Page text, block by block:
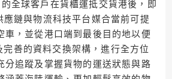
的全球客戶在貨櫃運抵交貨港後，即
應鏈與物流科技平台媒合當前可提
車，並從港口端到最後目的地以便
完善的資料交換架構，進行全方位
分追蹤及掌握貨物的運送狀態與路